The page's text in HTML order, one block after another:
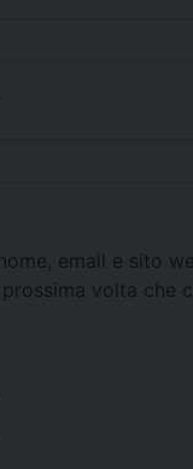
email e sito
volta che